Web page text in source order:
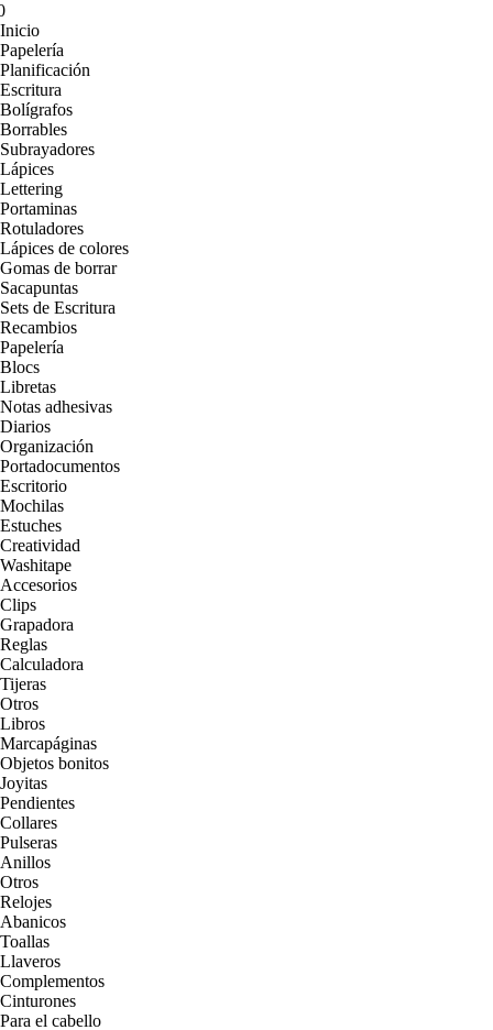
Inicio
Papelería
Planificación
Escritura
Bolígrafos
Borrables
Subrayadores
Lápices
Lettering
Portaminas
Rotuladores
Lápices de colores
Gomas de borrar
Sacapuntas
Sets de Escritura
Recambios
Papelería
Blocs
Libretas
Notas adhesivas
Diarios
Organización
Portadocumentos
Escritorio
Mochilas
Estuches
Creatividad
Washitape
Accesorios
Clips
Grapadora
Reglas
Calculadora
Tijeras
Otros
Libros
Marcapáginas
Objetos bonitos
Joyitas
Pendientes
Collares
Pulseras
Anillos
Otros
Relojes
Abanicos
Toallas
Llaveros
Complementos
Cinturones
Para el cabello